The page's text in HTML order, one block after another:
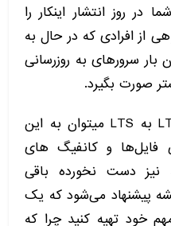
روز انتشار اینکار را
از افرادی که در حال به
سرورهای به روزرسانی
صورت بگیرد.
از مزایای یک به روزرسانی LTS به LTS میتوان به این
فایل‌ها و کانفیگ های
دست نخورده باقی
پیشنهاد می‌شود که یک
خود تهیه کنید چرا که